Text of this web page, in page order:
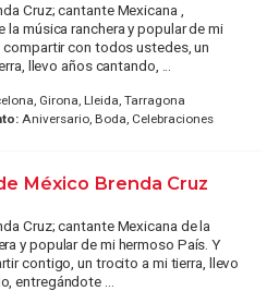
Cruz; cantante Mexicana ,
la música ranchera y popular de mi
compartir con todos ustedes, un
llevo años cantando, ...
Girona, Lleida, Tarragona
Aniversario, Boda, Celebraciones
México Brenda Cruz
Cruz; cantante Mexicana de la
y popular de mi hermoso País. Y
contigo, un trocito a mi tierra, llevo
entregándote ...